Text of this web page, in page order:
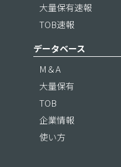
大量保有速報
TOB速報
データベース
M＆A
大量保有
TOB
企業情報
使い方